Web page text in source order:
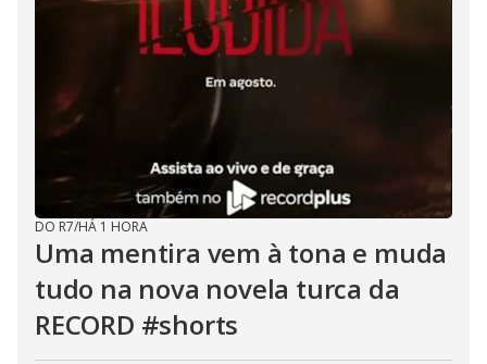
DO R7/HÁ 1 HORA
Uma mentira vem à tona e muda
tudo na nova novela turca da
RECORD #shorts